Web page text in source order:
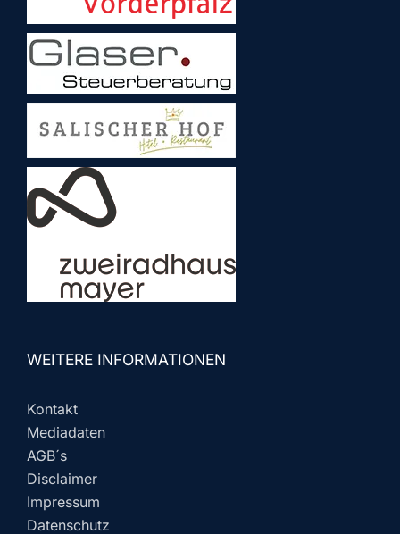
WEITERE INFORMATIONEN
Kontakt
Mediadaten
AGB´s
Disclaimer
Impressum
Datenschutz